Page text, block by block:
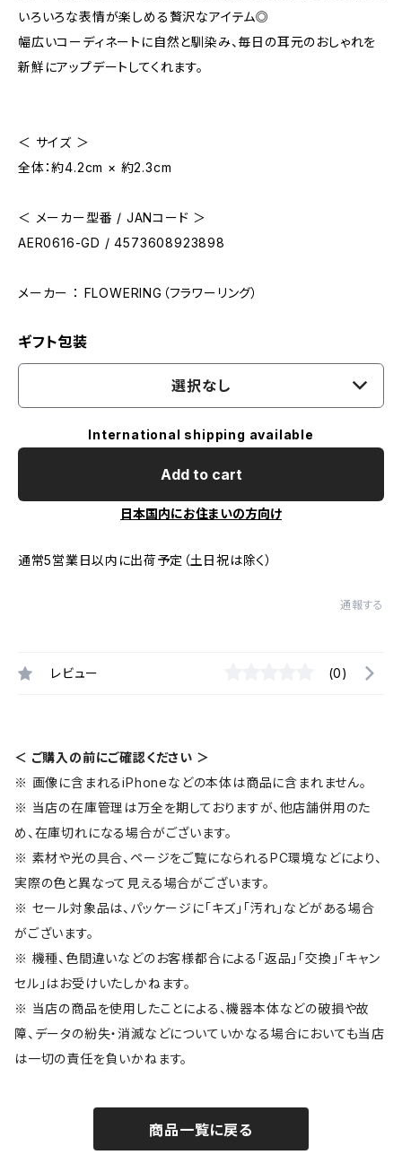
いろいろな表情が楽しめる贅沢なアイテム◎
幅広いコーディネートに自然と馴染み、毎日の耳元のおしゃれを
新鮮にアップデートしてくれます。
＜ サイズ ＞
全体：約4.2cm × 約2.3cm
＜ メーカー型番 / JANコード ＞
AER0616-GD / 4573608923898
メーカー ： FLOWERING（フラワーリング）
ギフト包装
選択なし
International shipping available
Add to cart
日本国内にお住まいの方向け
通常5営業日以内に出荷予定（土日祝は除く）
通報する
レビュー (0)
＜ ご購入の前にご確認ください ＞
※ 画像に含まれるiPhoneなどの本体は商品に含まれません。
※ 当店の在庫管理は万全を期しておりますが、他店舗併用のた
め、在庫切れになる場合がございます。
※ 素材や光の具合、ページをご覧になられるPC環境などにより、
実際の色と異なって見える場合がございます。
※ セール対象品は、パッケージに「キズ」「汚れ」などがある場合
がございます。
※ 機種、色間違いなどのお客様都合による「返品」「交換」「キャン
セル」はお受けいたしかねます。
※ 当店の商品を使用したことによる、機器本体などの破損や故
障、データの紛失・消滅などについていかなる場合においても当店
は一切の責任を負いかねます。
商品一覧に戻る